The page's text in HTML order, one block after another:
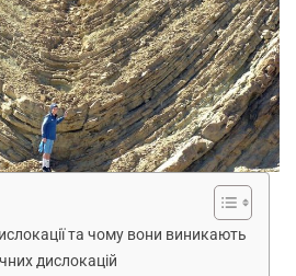
та чому вони виникають
дислокацій